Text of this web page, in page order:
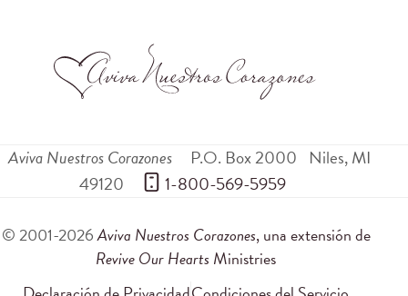
Aviva Nuestros Corazones P.O. Box 2000 Niles,MI
49120
1-800-569-5959
© 2001-2026Aviva Nuestros Corazones, una extensión de
Revive Our Hearts Ministries